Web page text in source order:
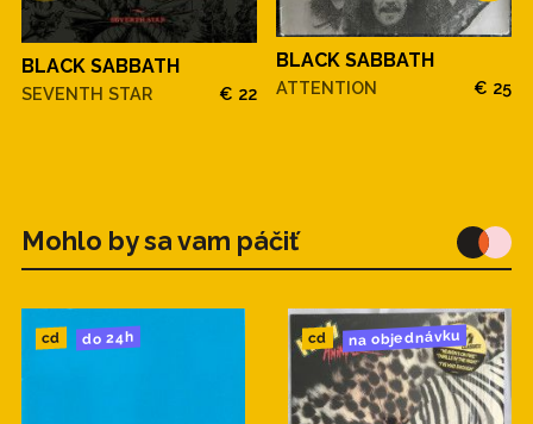
BLACK SABBATH
SEVENTH STAR € 22
BLACK SABBATH
ATTENTION € 25
Mohlo by sa vam páčiť
cd do 24h cd na objednávku